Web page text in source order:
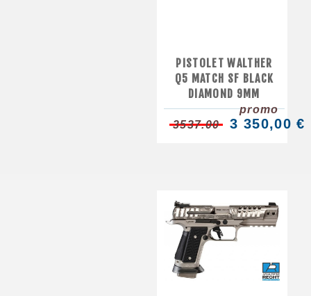
PISTOLET WALTHER
Q5 MATCH SF BLACK
DIAMOND 9MM
promo
3537.00
3 350,00 €